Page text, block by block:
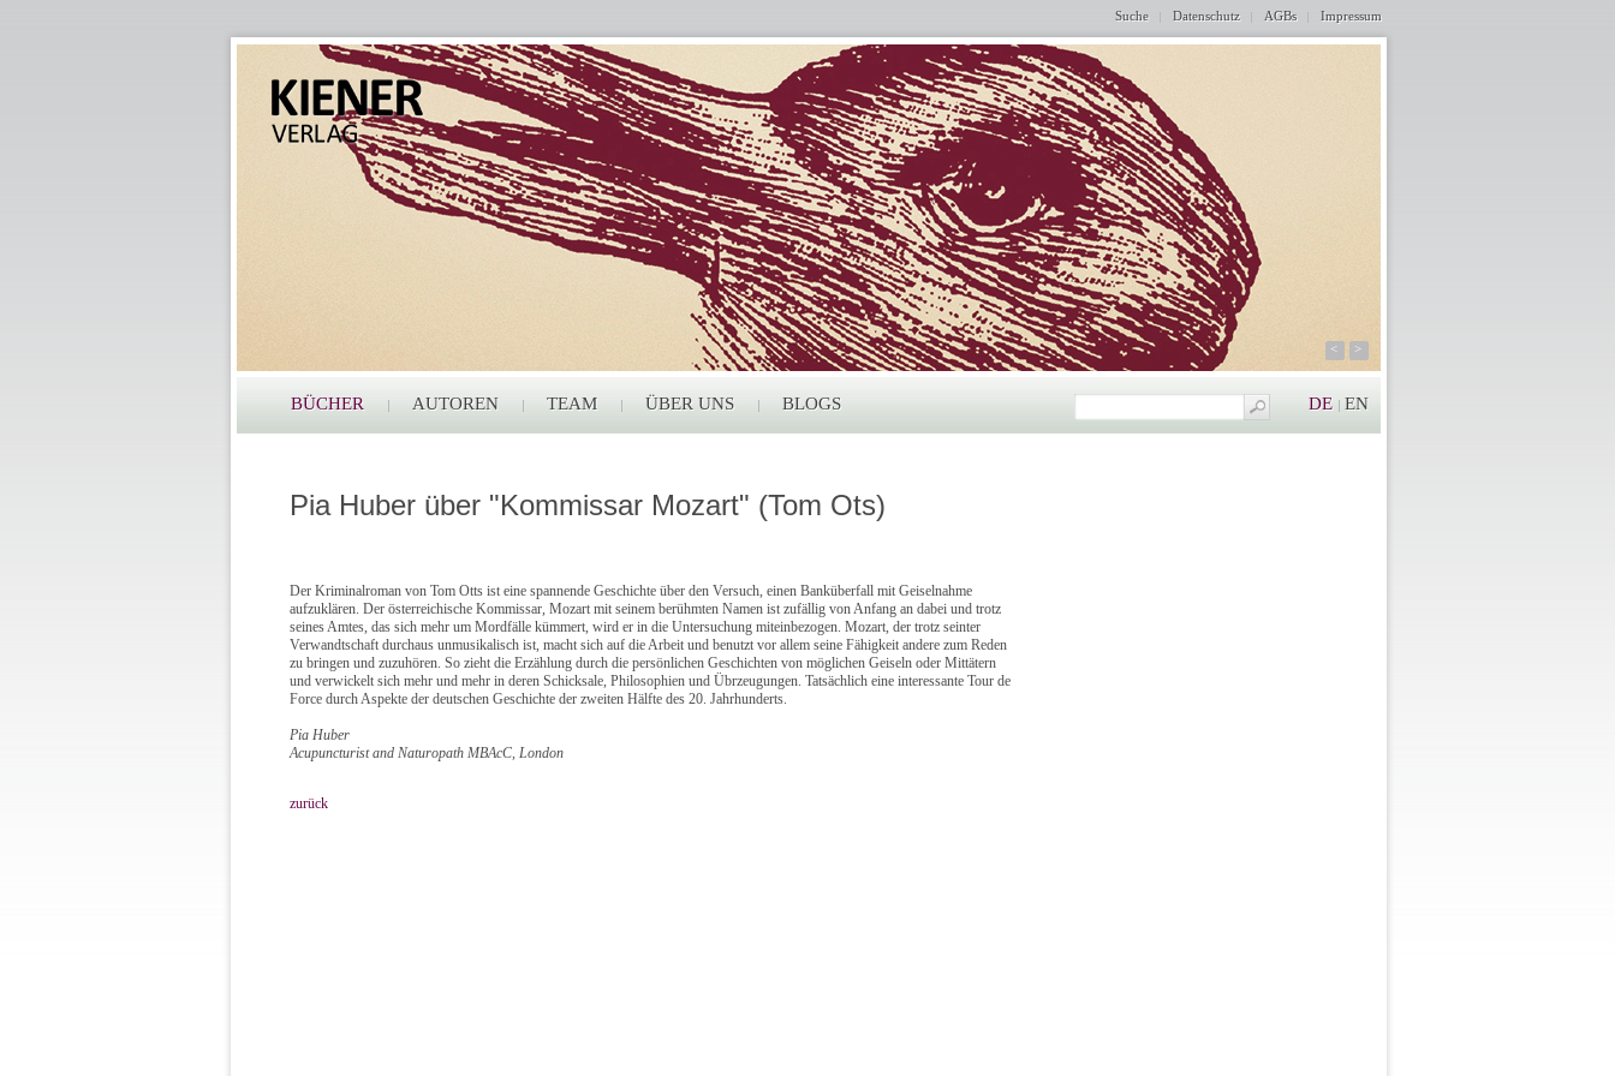
Suche Datenschutz AGBs Impressum
< >
BÜCHER AUTOREN TEAM ÜBER UNS BLOGS DE EN
Pia Huber über "Kommissar Mozart" (Tom Ots)
Der Kriminalroman von Tom Otts ist eine spannende Geschichte über den Versuch, einen Banküberfall mit Geiselnahme
aufzuklären. Der österreichische Kommissar, Mozart mit seinem berühmten Namen ist zufällig von Anfang an dabei und trotz
seines Amtes, das sich mehr um Mordfälle kümmert, wird er in die Untersuchung miteinbezogen. Mozart, der trotz seinter
Verwandtschaft durchaus unmusikalisch ist, macht sich auf die Arbeit und benutzt vor allem seine Fähigkeit andere zum Reden
zu bringen und zuzuhören. So zieht die Erzählung durch die persönlichen Geschichten von möglichen Geiseln oder Mittätern
und verwickelt sich mehr und mehr in deren Schicksale, Philosophien und Übrzeugungen. Tatsächlich eine interessante Tour de
Force durch Aspekte der deutschen Geschichte der zweiten Hälfte des 20. Jahrhunderts.
Pia Huber
Acupuncturist and Naturopath MBAcC, London
zurück